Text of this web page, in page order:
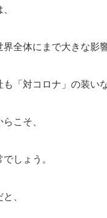
全体にまで大きな影
「対コロナ」の装い
こそ、
しょう。
、